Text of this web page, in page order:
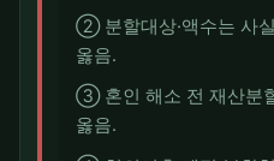
② 분할대상·액수는 사
옳음.
③ 혼인 해소 전 재산분
옳음.